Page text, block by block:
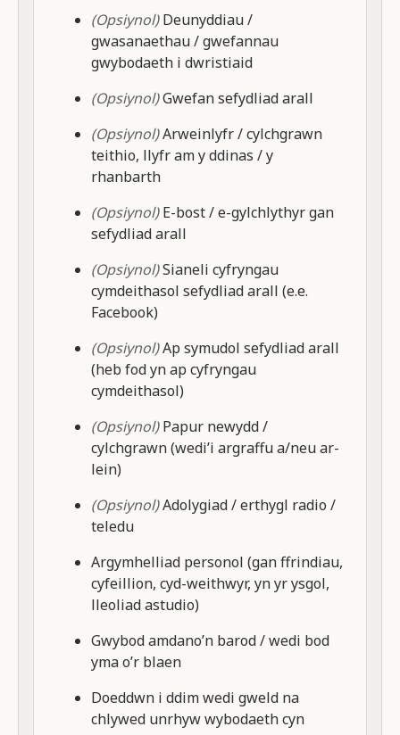
(Opsiynol)Deunyddiau /
gwasanaethau / gwefannau
gwybodaeth i dwristiaid
(Opsiynol)Gwefan sefydliad arall
(Opsiynol)Arweinlyfr / cylchgrawn
teithio, llyfr am y ddinas / y
rhanbarth
(Opsiynol)E-bost / e-gylchlythyr gan
sefydliad arall
(Opsiynol)Sianeli cyfryngau
cymdeithasol sefydliad arall (e.e.
Facebook)
(Opsiynol)Ap symudol sefydliad arall
(heb fod yn ap cyfryngau
cymdeithasol)
(Opsiynol)Papur newydd /
cylchgrawn (wedi’i argraffu a/neu ar-
lein)
(Opsiynol)Adolygiad / erthygl radio /
teledu
Argymhelliad personol (gan ffrindiau,
cyfeillion, cyd-weithwyr, yn yr ysgol,
lleoliad astudio)
Gwybod amdano’n barod / wedi bod
yma o’r blaen
Doeddwn i ddim wedi gweld na
chlywed unrhyw wybodaeth cyn